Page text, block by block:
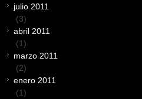
julio 2011
(3)
abril 2011
(1)
marzo 2011
(2)
enero 2011
(1)